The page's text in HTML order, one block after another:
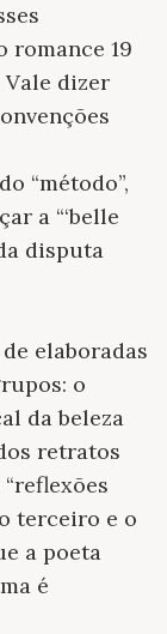
romance 19
dizer
“método”,
a “‘belle
disputa
elaboradas
o
da beleza
retratos
terceiro e o
a poeta
é